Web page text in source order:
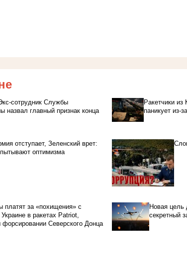
сотрудник Службы
назвал главный признак конца
Ракетчики из
паникует из-
отступает, Зеленский врет:
оптимизма
платят за «похищения» с
в ракетах Patriot,
Северского Донца
Новая цель
секретный